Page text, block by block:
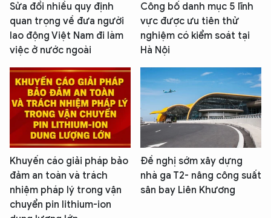
Sửa đổi nhiều quy định
quan trọng về đưa người
lao động Việt Nam đi làm
việc ở nước ngoài
Công bố danh mục 5 lĩnh
vực được ưu tiên thử
nghiệm có kiểm soát tại
Hà Nội
Khuyến cáo giải pháp bảo
đảm an toàn và trách
nhiệm pháp lý trong vận
chuyển pin lithium-ion
Đề nghị sớm xây dựng
nhà ga T2- nâng công suất
sân bay Liên Khương